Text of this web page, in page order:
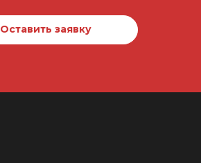
Оставить заявку